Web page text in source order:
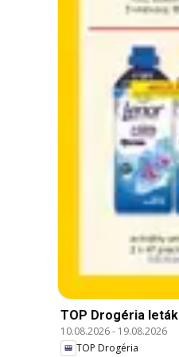
TOP Drogéria leták
10.08.2026- 19.08.2026
TOP Drogéria